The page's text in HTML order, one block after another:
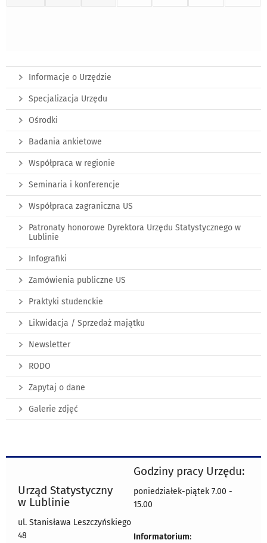
Informacje o Urzędzie
Specjalizacja Urzędu
Ośrodki
Badania ankietowe
Współpraca w regionie
Seminaria i konferencje
Współpraca zagraniczna US
Patronaty honorowe Dyrektora Urzędu Statystycznego w
Lublinie
Infografiki
Zamówienia publiczne US
Praktyki studenckie
Likwidacja / Sprzedaż majątku
Newsletter
RODO
Zapytaj o dane
Galerie zdjęć
Urząd Statystyczny
w Lublinie
ul. Stanisława Leszczyńskiego
48
Godziny pracy Urzędu:
poniedziałek-piątek 7.00 -
15.00
Informatorium: